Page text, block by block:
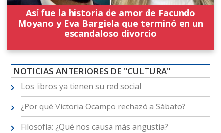
Así fue la historia de amor de Facundo
Moyano y Eva Bargiela que terminó en un
escandaloso divorcio
NOTICIAS ANTERIORES DE "CULTURA"
Los libros ya tienen su red social
¿Por qué Victoria Ocampo rechazó a Sábato?
Filosofía: ¿Qué nos causa más angustia?